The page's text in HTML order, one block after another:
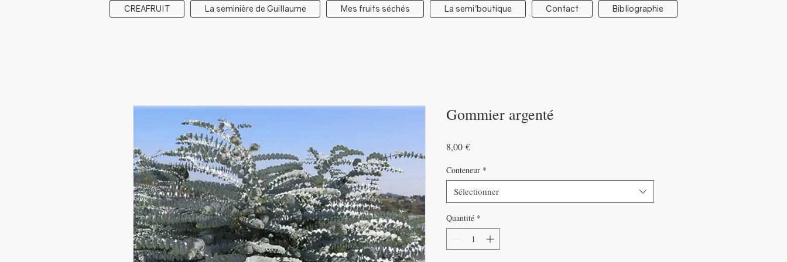
CREAFRUIT La seminière de Guillaume Mes fruits séchés La semi'boutique Contact Bibliographie
Gommier argenté
8,00 €Prix
Conteneur *
Sélectionner
Quantité *